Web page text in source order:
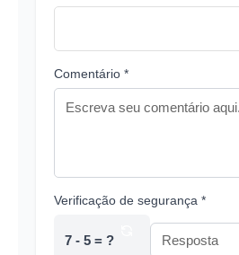
Comentário *
Verificação de segurança *
7 - 5 = ?